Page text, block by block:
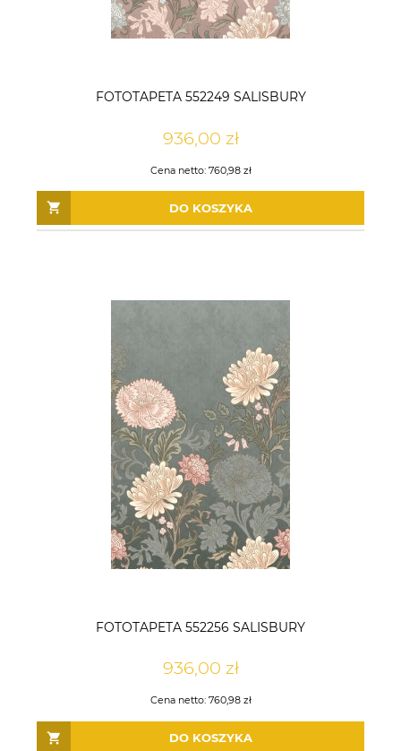
FOTOTAPETA 552249 SALISBURY
936,00 zł
Cena netto: 760,98 zł
DO KOSZYKA
FOTOTAPETA 552256 SALISBURY
936,00 zł
Cena netto: 760,98 zł
DO KOSZYKA